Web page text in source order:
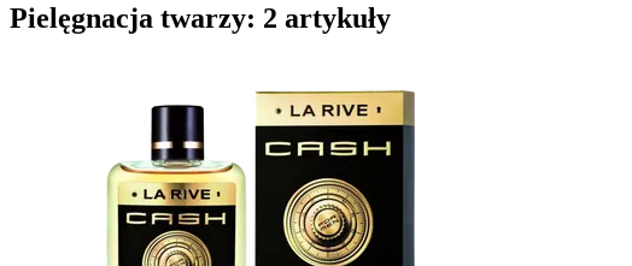
Pielęgnacja twarzy: 2 artykuły